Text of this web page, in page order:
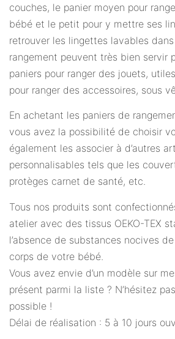
couches, le panier moyen pour
bébé et le petit pour y mettre ses
retrouver les lingettes lavables
rangement peuvent très bien servir
paniers pour ranger des jouets,
pour ranger des accessoires, sous
En achetant les paniers de
vous avez la possibilité de choisir
également les associer à d’autres
personnalisables tels que les
protèges carnet de santé, etc.
Tous nos produits sont
atelier avec des tissus OEKO-TEX
l’absence de substances nocives
corps de votre bébé.
Vous avez envie d’un modèle sur
présent parmi la liste ? N’hésitez
possible !
Délai de réalisation : 5 à 10 jours